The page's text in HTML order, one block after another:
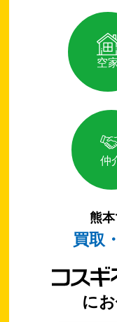
空
仲
熊
買取
に